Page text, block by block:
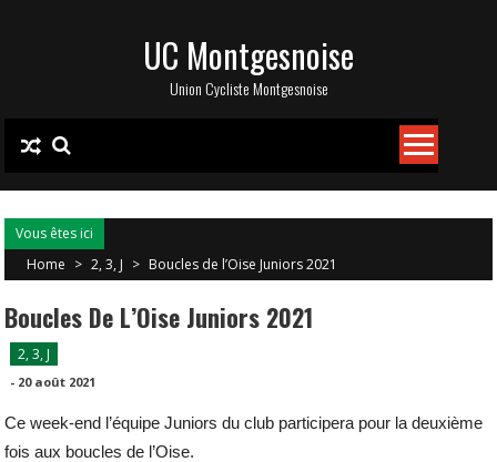
UC Montgesnoise
Union Cycliste Montgesnoise
Vous êtes ici
Home > 2, 3, J > Boucles de l’Oise Juniors 2021
Boucles De L’Oise Juniors 2021
2, 3, J
- 20 août 2021
Ce week-end l’équipe Juniors du club participera pour la deuxième
fois aux boucles de l’Oise.